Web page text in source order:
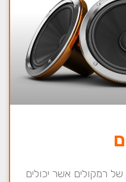
רמקולים אשר יכולים